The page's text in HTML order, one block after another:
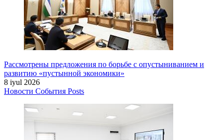
Рассмотрены предложения по борьбе с опустыниванием и
развитию «пустынной экономики»
8 iyul 2026
Новости События Posts